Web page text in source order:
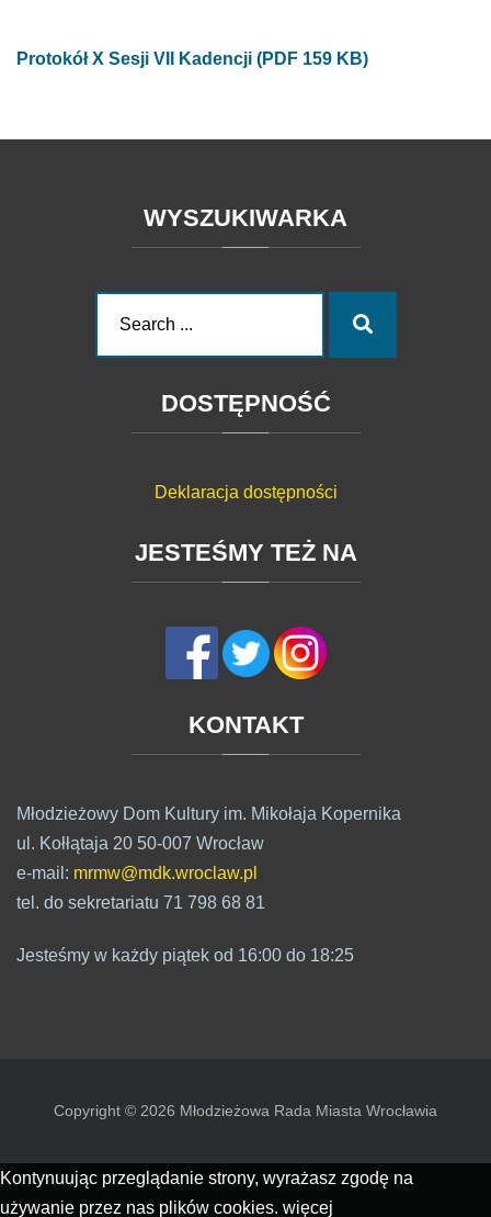
Protokół X Sesji VII Kadencji (PDF 159 KB)
WYSZUKIWARKA
Search
DOSTĘPNOŚĆ
Deklaracja dostępności
JESTEŚMY TEŻ NA
KONTAKT
Młodzieżowy Dom Kultury im. Mikołaja Kopernika
ul. Kołłątaja 20 50-007 Wrocław
e-mail: mrmw@mdk.wroclaw.pl
tel. do sekretariatu 71 798 68 81
Jesteśmy w każdy piątek od 16:00 do 18:25
Copyright © 2026 Młodzieżowa Rada Miasta Wrocławia
Kontynuując przeglądanie strony, wyrażasz zgodę na
używanie przez nas plików cookies. więcej